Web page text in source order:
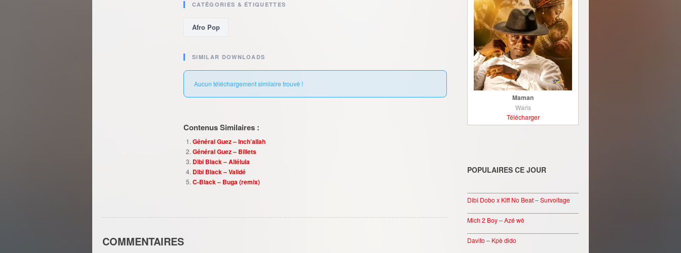
CATÉGORIES & ÉTIQUETTES
Afro Pop
SIMILAR DOWNLOADS
Aucun téléchargement similaire trouvé !
Contenus Similaires :
Général Guez – Inch’allah
Général Guez – Billets
Dibi Black – Alléluia
Dibi Black – Validé
C-Black – Buga (remix)
COMMENTAIRES
Maman
Waris
Télécharger
POPULAIRES CE JOUR
Dibi Dobo x Kiff No Beat – Survoltage
Mich 2 Boy – Azé wè
Davito – Kpè dido